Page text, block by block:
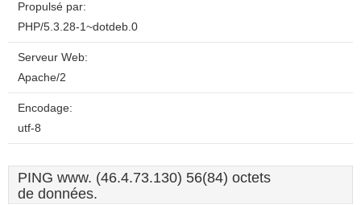
Propulsé par:
PHP/5.3.28-1~dotdeb.0
Serveur Web:
Apache/2
Encodage:
utf-8
PING www. (46.4.73.130) 56(84) octets
de données.